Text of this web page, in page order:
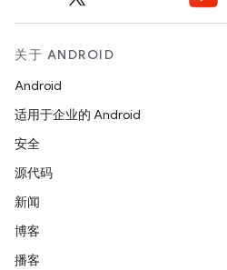
关于 ANDROID
Android
适用于企业的 Android
安全
源代码
新闻
博客
播客